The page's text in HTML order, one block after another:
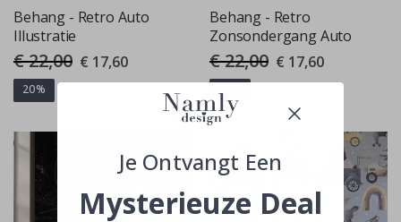
Behang - Retro Auto
Illustratie
€ 22,00 Special
Price
€ 17,60
20%
Behang - Retro
Zonsondergang Auto
€ 22,00 Special
Price
€ 17,60
20%
Je Ontvangt Een
Mysterieuze Deal